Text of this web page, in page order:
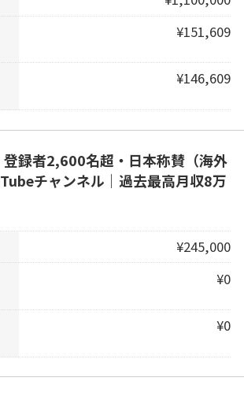
¥151,609
¥146,609
登録者2,600名超・日本称賛（海外
チャンネル｜過去最高月収8万
¥245,000
¥0
¥0